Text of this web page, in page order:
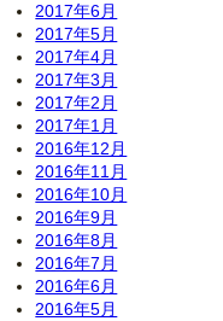
2017年6月
2017年5月
2017年4月
2017年3月
2017年2月
2017年1月
2016年12月
2016年11月
2016年10月
2016年9月
2016年8月
2016年7月
2016年6月
2016年5月